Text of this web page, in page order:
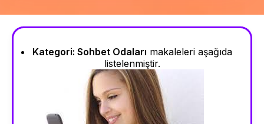
Kategori: Sohbet Odaları makaleleri aşağıda
listelenmiştir.